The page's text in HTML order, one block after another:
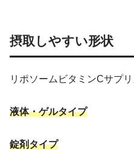
摂取しやすい形状
リポソームビタミンCサプリ
液体・ゲルタイプ
錠剤タイプ